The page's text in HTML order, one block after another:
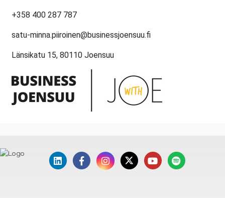
+358 400 287 787
satu-minna.piiroinen@businessjoensuu.fi
Länsikatu 15, 80110 Joensuu